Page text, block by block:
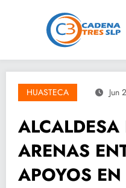
HUASTECA Jun
ALCALDESA
ARENAS
APOYOS